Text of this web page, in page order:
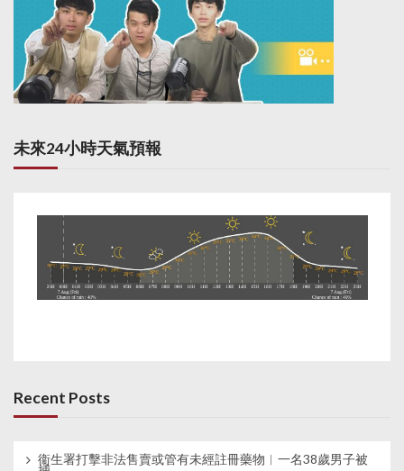
未來24小時天氣預報
Recent Posts
衞生署打擊非法售賣或管有未經註冊藥物︱一名38歲男子被